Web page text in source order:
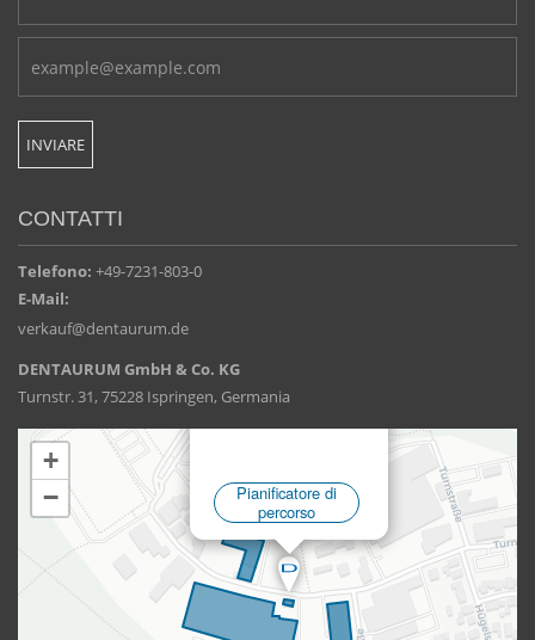
CONTATTI
Telefono: +49-7231-803-0
E-Mail:
verkauf@dentaurum.de
DENTAURUM GmbH & Co. KG
Turnstr. 31, 75228 Ispringen, Germania